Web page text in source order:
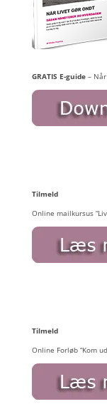
GRATIS E-guide– Når
Tilmeld
Online mailkursus
Tilmeld
Online Forløb “Kom